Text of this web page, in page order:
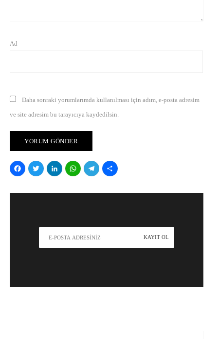
Ad
Daha sonraki yorumlarımda kullanılması için adım, e-posta adresim
ve site adresim bu tarayıcıya kaydedilsin.
Facebook
Twitter
LinkedIn
WhatsApp
Telegram